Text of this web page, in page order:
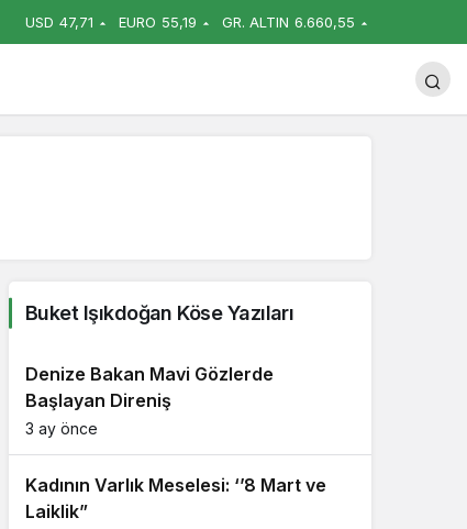
USD 47,71 EURO 55,19 GR. ALTIN 6.660,55
Yorum Yap Paylaş
Buket Işıkdoğan Köse Yazıları
Denize Bakan Mavi Gözlerde
Başlayan Direniş
3 ay önce
Kadının Varlık Meselesi: ‘’8 Mart ve
Laiklik”